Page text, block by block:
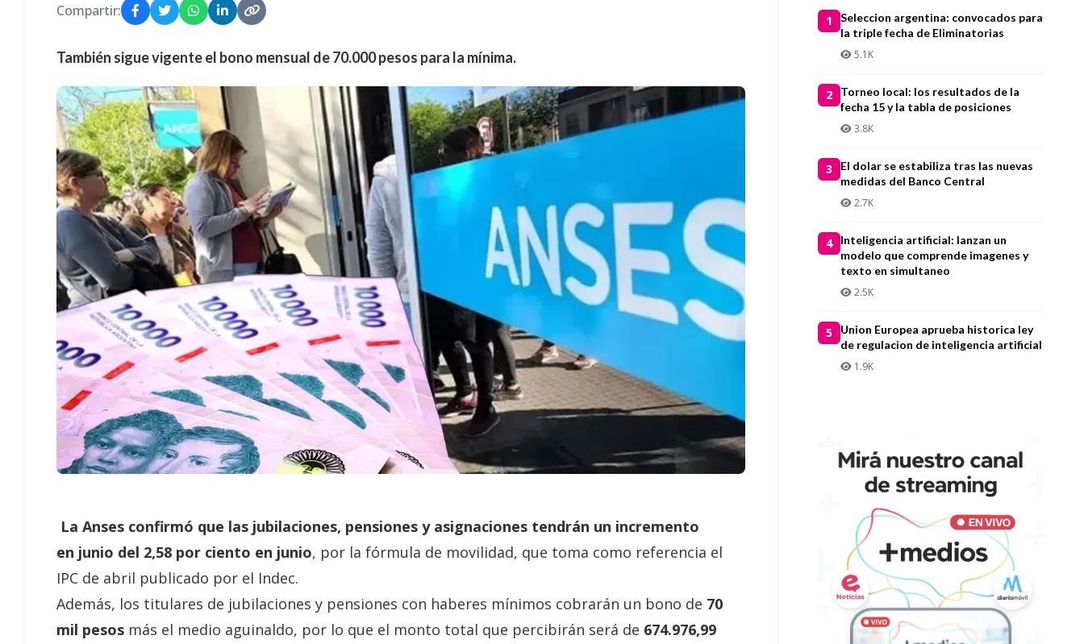
Compartir:
También sigue vigente el bono mensual de 70.000 pesos para la mínima.
La Anses confirmó que las jubilaciones, pensiones y asignaciones tendrán un incremento
en junio del 2,58 por ciento en junio, por la fórmula de movilidad, que toma como referencia el
IPC de abril publicado por el Indec.
Además, los titulares de jubilaciones y pensiones con haberes mínimos cobrarán un bono de 70
mil pesos más el medio aguinaldo, por lo que el monto total que percibirán será de 674.976,99
1
Seleccion argentina: convocados para
la triple fecha de Eliminatorias
5.1K
2
Torneo local: los resultados de la
fecha 15 y la tabla de posiciones
3.8K
3
El dolar se estabiliza tras las nuevas
medidas del Banco Central
2.7K
4
Inteligencia artificial: lanzan un
modelo que comprende imagenes y
texto en simultaneo
2.5K
5
Union Europea aprueba historica ley
de regulacion de inteligencia artificial
1.9K